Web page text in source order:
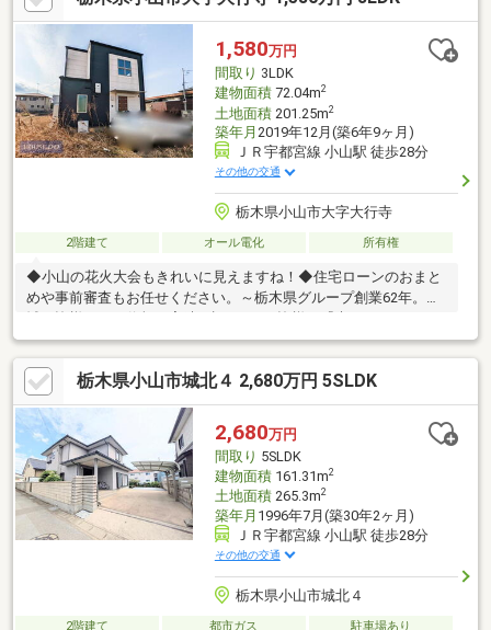
坦地に止めたほうがいいです。外装リフォーム済みなので、きれ
いな外観になっています。
1,580万円
間取り 3LDK
建物面積72.04m2
土地面積201.25m2
築年月 2019年12月(築6年9ヶ月)
ＪＲ宇都宮線 小山駅 徒歩28分
その他の交通
栃木県小山市大字大行寺
2階建て オール電化 所有権
◆小山の花火大会もきれいに見えますね！◆住宅ローンのおまと
めや事前審査もお任せください。～栃木県グループ創業62年。地
と思っていただける接客を全員心がけております■経験豊富なス
タッフが皆様をサポート◇お子様の将来・ライフプランなども一
緒に考え「買ってよかった」と喜んでいただけるご提案をさせて
いただきます◇マイホーム購入という大きなイベントの中で皆様
のご不安の解消を一緒にお手伝いをいたします
栃木県小山市城北４ 2,680万円 5SLDK
2,680万円
間取り 5SLDK
建物面積161.31m2
土地面積265.3m2
築年月 1996年7月(築30年2ヶ月)
ＪＲ宇都宮線 小山駅 徒歩28分
その他の交通
栃木県小山市城北４
2階建て 都市ガス
駐車場あり